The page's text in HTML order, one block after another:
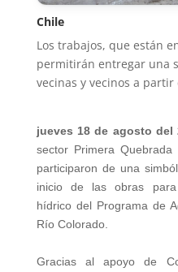
Chile
Los trabajos, que están
permitirán entregar una
vecinas y vecinos a
jueves 18 de agosto del
sector Primera
participaron de una
inicio de las obras
hídrico del Programa de
Río Colorado.
Gracias al apoyo de